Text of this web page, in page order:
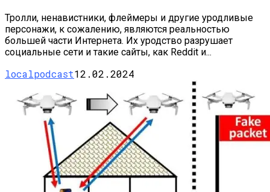
Тролли, ненавистники, флеймеры и другие уродливые
персонажи, к сожалению, являются реальностью
большей части Интернета. Их уродство разрушает
социальные сети и такие сайты, как Reddit и...
localpodcast12.02.2024